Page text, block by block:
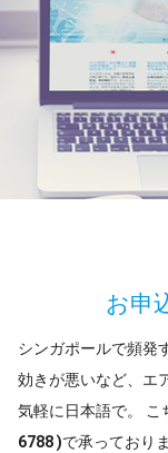
お申
シンガポールで頻発
効きが悪いなど、エ
気軽に日本語で。 こ
6788 )で承っておりま